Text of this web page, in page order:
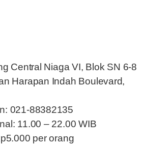
Central Niaga VI, Blok SN 6-8
Harapan Indah Boulevard,
021-88382135
11.00 – 22.00 WIB
per orang